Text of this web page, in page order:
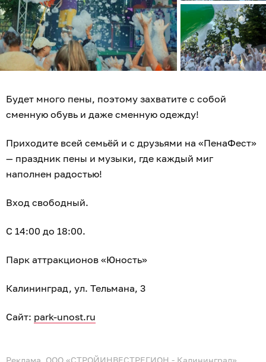
Будет много пены, поэтому захватите с собой
сменную обувь и даже сменную одежду!
Приходите всей семьёй и с друзьями на «ПенаФест»
— праздник пены и музыки, где каждый миг
наполнен радостью!
Вход свободный.
С 14:00 до 18:00.
Парк аттракционов «Юность»
Калининград, ул. Тельмана, 3
Сайт: park-unost.ru
Реклама. ООО «СТРОЙИНВЕСТРЕГИОН - Калининград»,